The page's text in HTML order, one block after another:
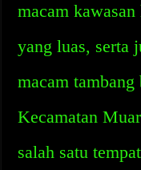
macam
yang luas, serta
macam
Kecamatan
salah satu